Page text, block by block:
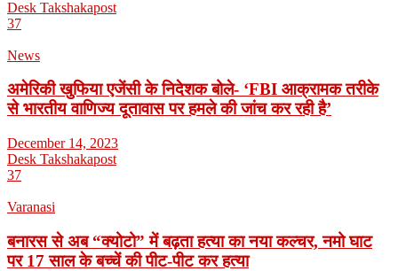
Desk Takshakapost
37
News
अमेरिकी खुफिया एजेंसी के निदेशक बोले- ‘FBI आक्रामक तरीके
से भारतीय वाणिज्य दूतावास पर हमले की जांच कर रही है’
December 14, 2023
Desk Takshakapost
37
Varanasi
बनारस से अब “क्योटो” में बढ़ता हत्या का नया कल्चर, नमो घाट
पर 17 साल के बच्चें की पीट-पीट कर हत्या